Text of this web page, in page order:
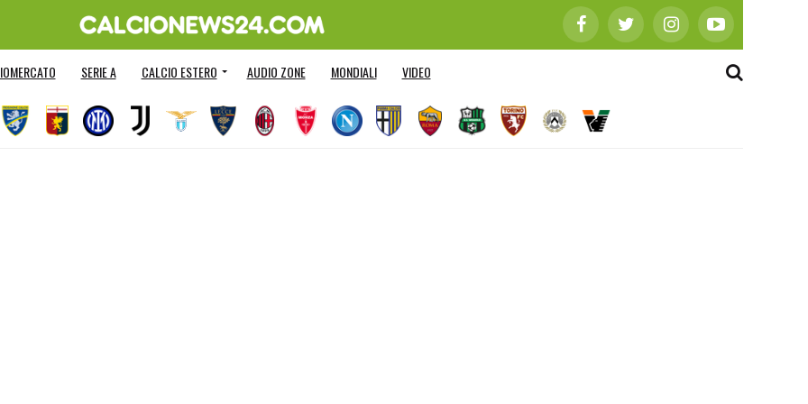
SERIE A CALCIO ESTERO AUDIO ZONE MONDIALI VIDEO